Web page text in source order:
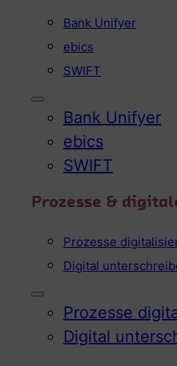
Bank Unifyer
ebics
SWIFT
Bank Unifyer
ebics
SWIFT
Prozesse &
Prozesse
Digital
Prozesse
Digital